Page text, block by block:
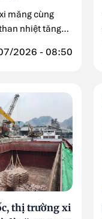
măng cùng
nhiệt tăng
2026 - 08:50
thị trường xi